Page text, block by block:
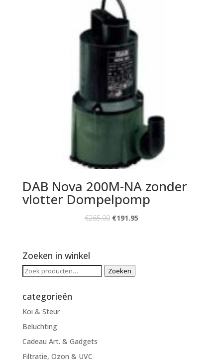
DAB Nova 200M-NA zonder
vlotter Dompelpomp
€265.00 €191.95
Zoeken in winkel
Zoeken
Zoeken
categorieën
Koi & Steur
Beluchting
Cadeau Art. & Gadgets
Filtratie, Ozon & UVC